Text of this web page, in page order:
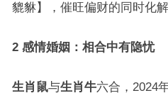
貔貅】，催旺偏财的同时化解
2 感情婚姻：相合中有隐忧
生肖鼠与生肖牛六合，2024